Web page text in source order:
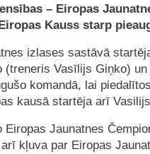
– Eiropas
Kauss starp
izlases sastāvā
(treneris Vasīlijs Giņko)
komandā, lai
kausā startēja arī
Eiropas Jaunatnes
kļuva par Eiropas